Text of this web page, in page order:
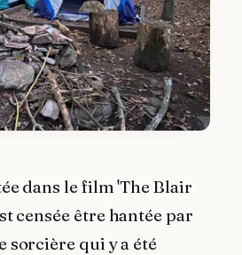
dans le film 'The Blair
censée être hantée par
sorcière qui y a été